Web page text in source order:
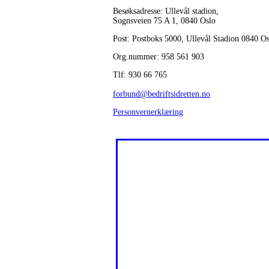
Besøksadresse: Ullevål stadion,
Sognsveien 75 A 1, 0840 Oslo
Post: Postboks 5000, Ullevål Stadion 0840
Org.nummer: 958 561 903
Tlf: 930 66 765
forbund@bedriftsidretten.no
Personvernerklæring